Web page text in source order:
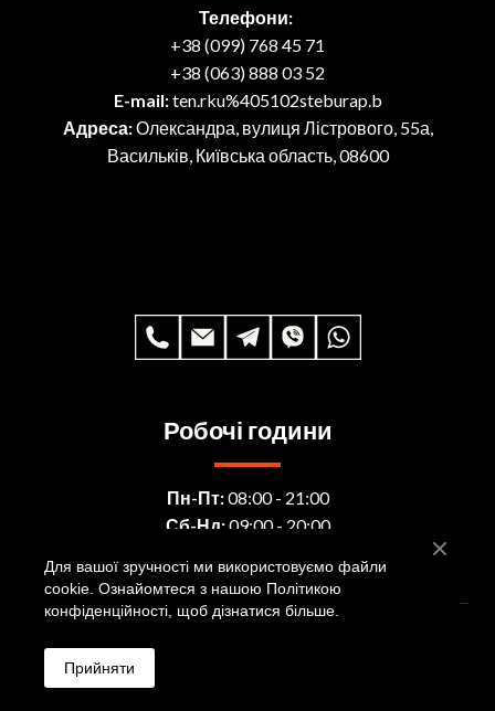
Телефони:
+38 (099) 768 45 71
+38 (063) 888 03 52
E-mail:ten.rku%405102steburap.b
Адреса:Олександра, вулиця Лістрового, 55а,
Васильків, Київська область, 08600
Робочі години
Пн-Пт:08:00 - 21:00
Сб-Нд:09:00 - 20:00
Для вашої зручності ми використовуємо файли
cookie. Ознайомтеся з нашою Політикою
конфіденційності, щоб дізнатися більше.
Прийняти